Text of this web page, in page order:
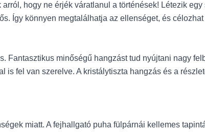
hogy ne érjék váratlanul a történések! Létezik
Így könnyen megtalálhatja az ellenséget, és célozhat
minőségű hangzást tud nyújtani nagy
fel van szerelve. A kristálytiszta hangzás és a
miatt. A fejhallgató puha fülpárnái kellemes